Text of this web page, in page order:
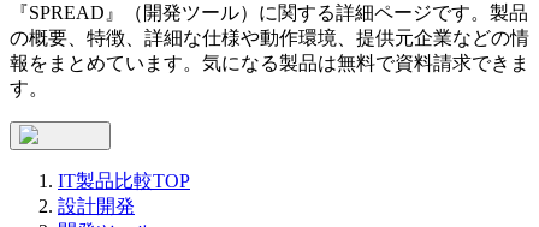
『SPREAD 』（ 開発ツール）に関する詳細ページです。製品
の概要、特徴、詳細な仕様や動作環境、提供元企業などの情
報をまとめています。気になる製品は無料で資料請求できま
す。
IT製品比較TOP
設計開発